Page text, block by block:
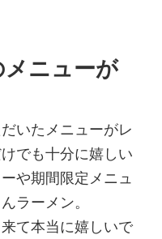
ニューが
いたメニューがレ
でも十分に嬉しい
や期間限定メニュ
ラーメン。
て本当に嬉しいで